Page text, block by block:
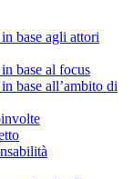
base agli attori
base al focus
base all’ambito di